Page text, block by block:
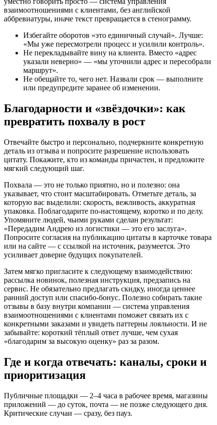
взаимоотношениями с клиентами, без английской
аббревиатуры, иначе текст превращается в стенограмму.
Избегайте оборотов «это единичный случай». Лучше:
«Мы уже пересмотрели процесс и усилили контроль».
Не перекладывайте вину на клиента. Вместо «адрес
указали неверно» — «мы уточнили адрес и пересобрали
маршрут».
Не обещайте то, чего нет. Назвали срок — выполните
или предупредите заранее об изменении.
Благодарности и «звёздочки»: как
превратить похвалу в рост
Отвечайте быстро и персонально, подчеркните конкретную
деталь из отзыва и попросите разрешение использовать
цитату. Покажите, кто из команды причастен, и предложите
мягкий следующий шаг.
Похвала — это не только приятно, но и полезно: она
указывает, что стоит масштабировать. Отметьте деталь, за
которую вас выделили: скорость, вежливость, аккуратная
упаковка. Поблагодарите по-настоящему, коротко и по делу.
Упомяните людей, чьими руками сделан результат:
«Передадим Андрею из логистики — это его заслуга».
Попросите согласия на публикацию цитаты в карточке товара
или на сайте — с ссылкой на источник, разумеется. Это
усиливает доверие будущих покупателей.
Затем мягко пригласите к следующему взаимодействию:
рассылка новинок, полезная инструкция, предзапись на
сервис. Не обязательно предлагать скидку, иногда ценнее
ранний доступ или спасибо-бонус. Полезно собирать такие
отзывы в базу внутри компании — система управления
взаимоотношениями с клиентами поможет связать их с
конкретными заказами и увидеть паттерны лояльности. И не
забывайте: короткий тёплый ответ лучше, чем сухая
«благодарим за высокую оценку» раз за разом.
Где и когда отвечать: каналы, сроки и
приоритизация
Публичные площадки — 2–4 часа в рабочее время, магазины
приложений — до суток, почта — не позже следующего дня.
Критические случаи — сразу, без пауз.